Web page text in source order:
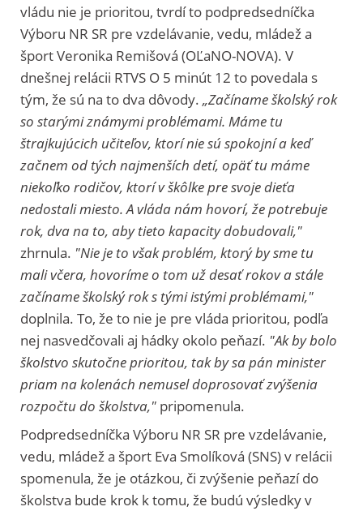
vládu nie je prioritou, tvrdí to podpredsedníčka
Výboru NR SR pre vzdelávanie, vedu, mládež a
šport Veronika Remišová (OĽaNO-NOVA). V
dnešnej relácii RTVS O 5 minút 12 to povedala s
tým, že sú na to dva dôvody. „Začíname školský rok
so starými známymi problémami. Máme tu
štrajkujúcich učiteľov, ktorí nie sú spokojní a keď
začnem od tých najmenších detí, opäť tu máme
niekoľko rodičov, ktorí v škôlke pre svoje dieťa
nedostali miesto. A vláda nám hovorí, že potrebuje
rok, dva na to, aby tieto kapacity dobudovali,"
zhrnula. "Nie je to však problém, ktorý by sme tu
mali včera, hovoríme o tom už desať rokov a stále
začíname školský rok s tými istými problémami,"
doplnila. To, že to nie je pre vláda prioritou, podľa
nej nasvedčovali aj hádky okolo peňazí. "Ak by bolo
školstvo skutočne prioritou, tak by sa pán minister
priam na kolenách nemusel doprosovať zvýšenia
rozpočtu do školstva," pripomenula.
Podpredsedníčka Výboru NR SR pre vzdelávanie,
vedu, mládež a šport Eva Smolíková (SNS) v relácii
spomenula, že je otázkou, či zvýšenie peňazí do
školstva bude krok k tomu, že budú výsledky v